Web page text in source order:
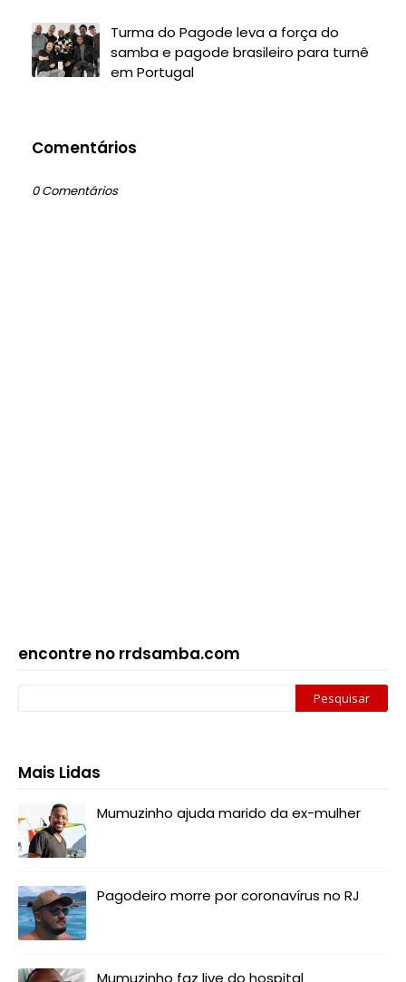
Turma do Pagode leva a força do
samba e pagode brasileiro para turnê
em Portugal
Comentários
0 Comentários
encontre no rrdsamba.com
Mais Lidas
Mumuzinho ajuda marido da ex-mulher
Pagodeiro morre por coronavírus no RJ
Mumuzinho faz live do hospital